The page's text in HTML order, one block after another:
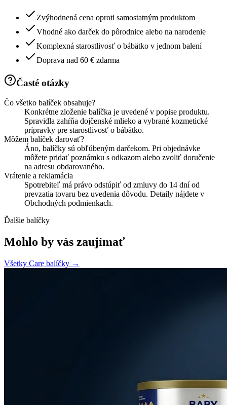
Zvýhodnená cena oproti samostatným produktom
Vhodné ako darček do pôrodnice alebo na narodenie
Komplexná starostlivosť o bábätko v jednom balení
Doprava nad 60 € zdarma
Časté otázky
Čo všetko balíček obsahuje?
Konkrétne zloženie balíčka je uvedené v popise produktu.
Spravidla zahŕňa dojčenské mlieko a vybrané kozmetické
prípravky pre starostlivosť o bábätko.
Môžem balíček darovať?
Áno, balíčky sú obľúbeným darčekom. Pri objednávke
môžete pridať poznámku s odkazom alebo zvoliť doručenie
na adresu obdarovaného.
Vrátenie a reklamácia
Spotrebiteľ má právo odstúpiť od zmluvy do 14 dní od
prevzatia tovaru bez uvedenia dôvodu. Detaily nájdete v
Obchodných podmienkach.
Ďalšie balíčky
Mohlo by vás zaujímať
Všetky Care balíčky →